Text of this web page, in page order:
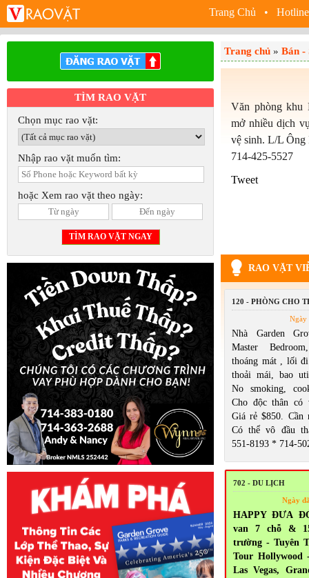
Trang Chủ •
TÌM RAO VẶT
Chọn mục rao vặt:
Nhập rao vặt muốn tìm:
hoặc Xem rao vặt theo ngày:
Trang chủ » Bán -
Văn phòng khu
mở nhiều dịch
vệ sinh. L/L Ông
714-425-5527
Tweet
RAO VẶT
120 - PHÒNG CHO
Ngày
Nhà Garden
Master
thoáng mát , lối
thoải mái, bao
No smoking,
Cho độc thân có
Giá rẻ $850. Cần
Có thể vô đầu
551-8193 * 714-
702 - DU LỊCH
Ngày
HAPPY ĐƯA
van 7 chỗ &
trường - Tuyên
Tour Hollywood
Las Vegas,